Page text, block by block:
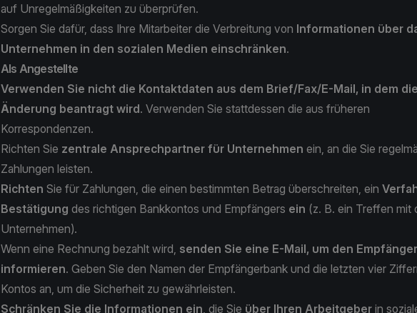
auf Unregelmäßigkeiten zu überprüfen.
Sorgen Sie dafür, dass Ihre Mitarbeiter die Verbreitung von Informationen über
Unternehmen in den sozialen Medien einschränken.
Als Angestellte
Verwenden Sie nicht die Kontaktdaten aus dem Brief/Fax/E-Mail, in dem die
Änderung beantragt wird. Verwenden Sie stattdessen die aus früheren
Korrespondenzen.
Richten Sie zentrale Ansprechpartner für Unternehmen ein, an die Sie
Zahlungen leisten.
Richten Sie für Zahlungen, die einen bestimmten Betrag überschreiten, ein
Bestätigung des richtigen Bankkontos und Empfängers ein (z. B. ein Treffen mit
Unternehmen).
Wenn eine Rechnung bezahlt wird, senden Sie eine E-Mail, um den
informieren. Geben Sie den Namen der Empfängerbank und die letzten vier
Kontos an, um die Sicherheit zu gewährleisten.
Schränken Sie die Informationen ein die Sie über Ihren Arbeitgeber in